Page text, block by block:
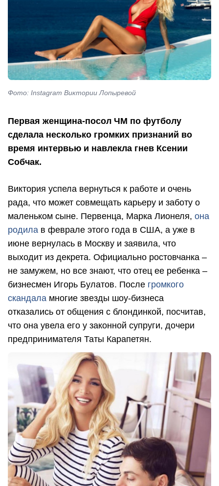
Фото: Instagram Виктории Лопыревой
Первая женщина-посол ЧМ по футболу
сделала несколько громких признаний во
время интервью и навлекла гнев Ксении
Собчак.
Виктория успела вернуться к работе и очень
рада, что может совмещать карьеру и заботу о
маленьком сыне. Первенца, Марка Лионеля, она
родила в феврале этого года в США, а уже в
июне вернулась в Москву и заявила, что
выходит из декрета. Официально ростовчанка –
не замужем, но все знают, что отец ее ребенка –
бизнесмен Игорь Булатов. После громкого
скандала многие звезды шоу-бизнеса
отказались от общения с блондинкой, посчитав,
что она увела его у законной супруги, дочери
предпринимателя Таты Карапетян.